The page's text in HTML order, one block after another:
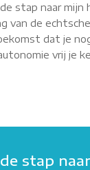
stap naar mijn
van de
dat je
vrij je
stap